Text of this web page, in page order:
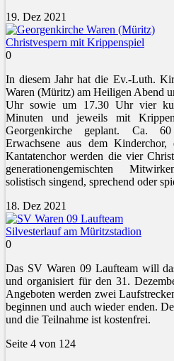
19. Dez 2021
Christvespern mit Krippenspiel
0
In diesem Jahr hat die Ev.-Luth.
Waren (Müritz) am Heiligen Abend
Uhr sowie um 17.30 Uhr vier
Minuten und jeweils mit
Georgenkirche geplant. Ca.
Erwachsene aus dem
Kantatenchor werden die vier
generationengemischten
solistisch singend, sprechend oder
18. Dez 2021
Silvesterlauf am Müritzstadion
0
Das SV Waren 09 Laufteam will
und organisiert für den 31.
Angeboten werden zwei
beginnen und auch wieder enden.
und die Teilnahme ist kostenfrei.
Seite 4 von 124